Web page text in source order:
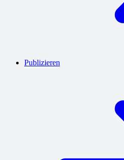
Publizieren